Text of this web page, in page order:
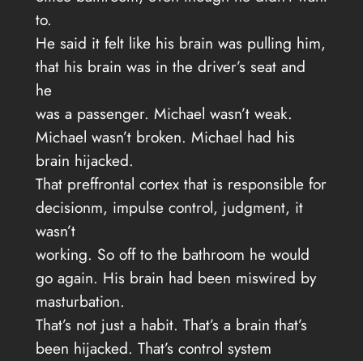
to.
He said it felt like his brain was pulling him,
that his brain was in the driver’s seat and
he
was a passenger. Michael wasn’t weak.
Michael wasn’t broken. Michael had his
brain hijacked.
That preffrontal cortex that is responsible for
decisionm, impulse control, judgment, it
wasn’t
working. So off to the bathroom he would
go again. His brain had been miswired by
masturbation.
That’s not just a habit. That’s a brain that’s
been hijacked. That’s control system